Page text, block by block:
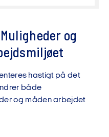
og
hastigt på det
både
og måden arbejdet